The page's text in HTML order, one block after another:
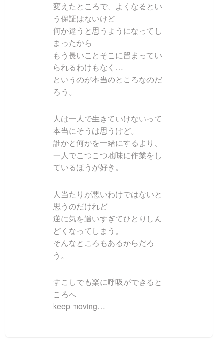
変えたところで、よくなるとい
う保証はないけど
何か違うと思うようになってし
まったから
もう長いことそこに留まってい
られるわけもなく…
というのが本当のところなのだ
ろう。
人は一人で生きていけないって
本当にそうは思うけど。
誰かと何かを一緒にするより、
一人でこつこつ地味に作業をし
ているほうが好き。
人当たりが悪いわけではないと
思うのだけれど
逆に気を遣いすぎてひとりしん
どくなってしまう。
そんなところもあるからだろ
う。
すこしでも楽に呼吸ができると
ころへ
keep moving…